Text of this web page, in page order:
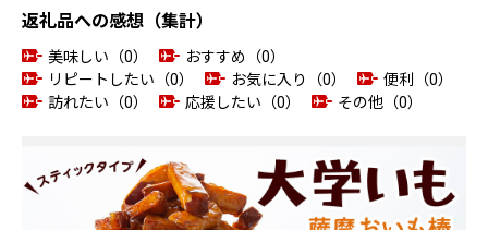
返礼品への感想（集計）
美味しい（0）
おすすめ（0）
リピートしたい（0）
お気に入り（0）
便利（0）
訪れたい（0）
応援したい（0） その他（0）